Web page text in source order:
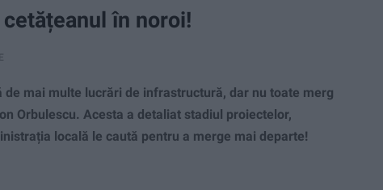
în noroi!
de mai multe lucrări de infrastructură, dar nu toate merg
Orbulescu. Acesta a detaliat stadiul proiectelor,
locală le caută pentru a merge mai departe!